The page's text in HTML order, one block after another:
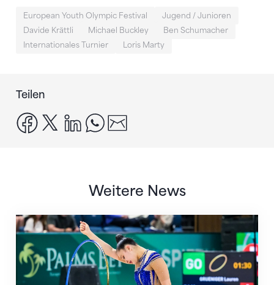
European Youth Olympic Festival
Jugend / Junioren
Davide Krättli
Michael Buckley
Ben Schumacher
Internationales Turnier
Loris Marty
Teilen
facebook
x linkedinwhatsapp
Weitere News
Nächster Halt: Weltmeisterschaft